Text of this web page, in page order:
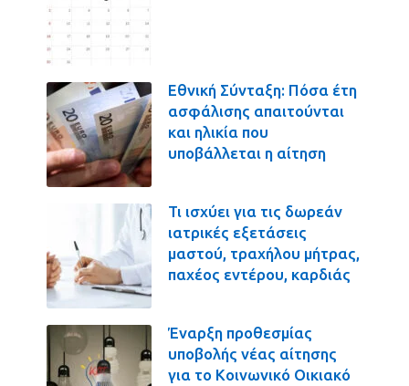
Εθνική Σύνταξη: Πόσα έτη
ασφάλισης απαιτούνται
και ηλικία που
υποβάλλεται η αίτηση
Τι ισχύει για τις δωρεάν
ιατρικές εξετάσεις
μαστού, τραχήλου μήτρας,
παχέος εντέρου, καρδιάς
Έναρξη προθεσμίας
υποβολής νέας αίτησης
για το Κοινωνικό Οικιακό